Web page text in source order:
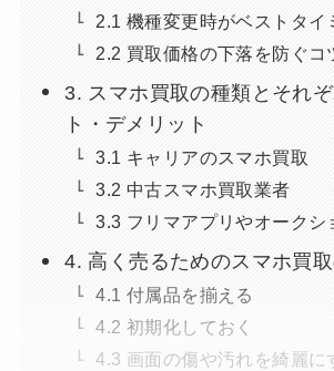
2.1 機種変更時がベストタイ
2.2 買取価格の下落を防ぐコ
3. スマホ買取の種類とそれ
ト・デメリット
3.1 キャリアのスマホ買取
3.2 中古スマホ買取業者
3.3 フリマアプリやオークシ
4. 高く売るためのスマホ買
4.1 付属品を揃える
4.2 初期化しておく
4.3 画面の傷や汚れを綺麗に